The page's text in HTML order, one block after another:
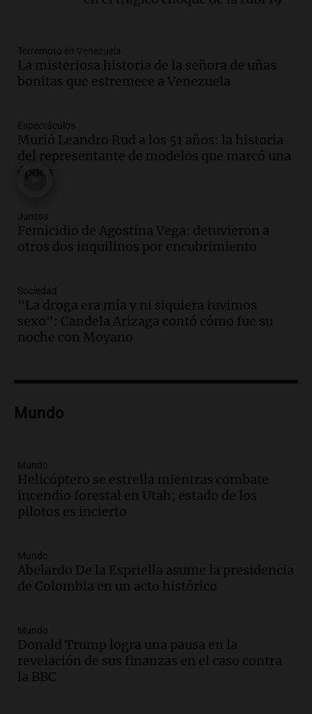
Episodios
Audio.Se registra inusual nevada en
Zapala, Neuquén, con más de mil
Panorama Federal
Episodios
Audio.Controversia en el peronismo
mendocino por ausencia de senadora
Episodios
Audio.Mateo Bouniba, joven de Villa
Panorama Federal
Episodios
Audio.Fieles celebran a San Cayetano
Episodios
Audio.
Episodios
Audio.Tucumán enfrenta un equilibrio
financiero precario debido a la caída del
Episodios
Audio.La calidad del empleo en
Argentina cae y preocupa a economistas
Panorama Federal
Episodios
Audio. Audiencia por tragedia vial en
Altas Cumbres: peritos analizan
Terremoto en Venezuela
La misteriosa historia de la señora de uñas
bonitas que estremece a Venezuela
Espectáculos
Murió Leandro Rud a los 51 años: la historia
del representante de modelos que marcó una
época
Juntos
Femicidio de Agostina Vega: detuvieron a
otros dos inquilinos por encubrimiento
Sociedad
"La droga era mía y ni siquiera tuvimos
sexo": Candela Arizaga contó cómo fue su
noche con Moyano
Mundo
Mundo
Helicóptero se estrella mientras combate
incendio forestal en Utah; estado de los
pilotos es incierto
Mundo
Abelardo De la Espriella asume la presidencia
de Colombia en un acto histórico
Mundo
Donald Trump logra una pausa en la
revelación de sus finanzas en el caso contra
la BBC